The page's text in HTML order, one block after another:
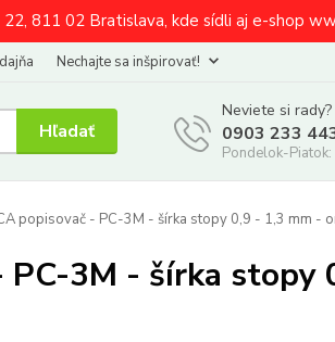
811 02 Bratislava, kde sídli aj e-shop
Nechajte sa inšpirovať!
Hľadať
Neviete si
0903 233
Pondelok-
popisovač - PC-3M - šírka stopy 0,9 - 1,3 mm -
PC-3M - šírka stopy